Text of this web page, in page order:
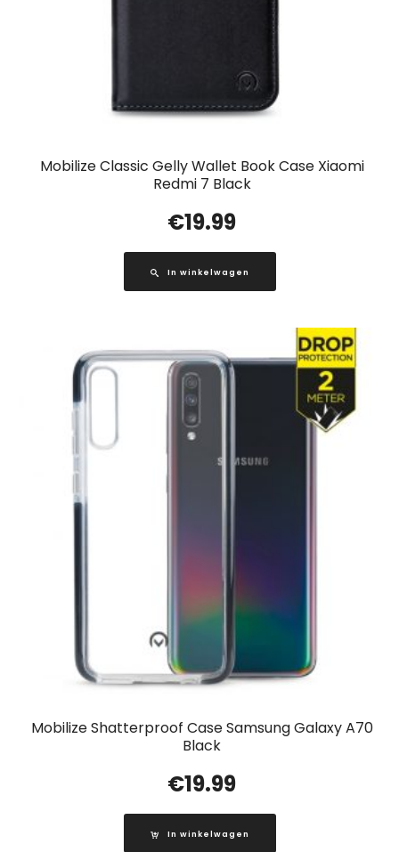
Mobilize Classic Gelly Wallet Book Case Xiaomi
Redmi 7 Black
€19.99
In winkelwagen
Mobilize Shatterproof Case Samsung Galaxy A70
Black
€19.99
In winkelwagen